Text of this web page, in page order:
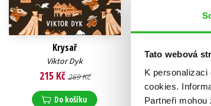
Tato webová
K
cookies.
Partneři
Krysař
Viktor Dyk
215 Kč 269 Kč
Do košíku